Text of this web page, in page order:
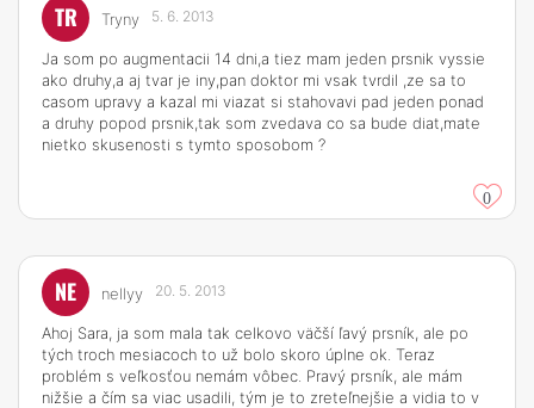
TR Tryny 5. 6. 2013
Ja som po augmentacii 14 dni,a tiez mam jeden prsnik vyssie
ako druhy,a aj tvar je iny,pan doktor mi vsak tvrdil ,ze sa to
casom upravy a kazal mi viazat si stahovavi pad jeden ponad
a druhy popod prsnik,tak som zvedava co sa bude diat,mate
nietko skusenosti s tymto sposobom ?
0
NE nellyy 20. 5. 2013
Ahoj Sara, ja som mala tak celkovo väčší ľavý prsník, ale po
tých troch mesiacoch to už bolo skoro úplne ok. Teraz
problém s veľkosťou nemám vôbec. Pravý prsník, ale mám
nižšie a čím sa viac usadili, tým je to zreteľnejšie a vidia to v